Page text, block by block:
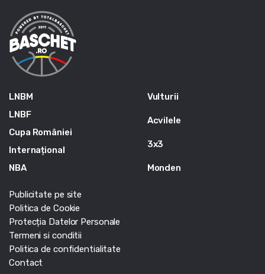
LNBM
LNBF
Cupa României
Internațional
NBA
Vulturii
Acvilele
3x3
Monden
Publicitate pe site
Politica de Cookie
Protecția Datelor Personale
Termeni si conditii
Politica de confidentialitate
Contact